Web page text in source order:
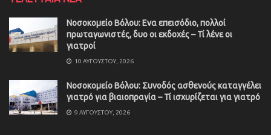
Νοσοκομείο Βόλου: Ενα επεισόδιο, πολλοί
πρωταγωνιστές, δυο οι εκδοχές – Τί λένε οι
γιατροί
10 ΑΥΓΟΎΣΤΟΥ, 2026
Νοσοκομείο Βόλου: Συνοδός ασθενούς καταγγέλει
γιατρό για βιαιοπραγία – Τί ισχυρίζεται για γιατρό
9 ΑΥΓΟΎΣΤΟΥ, 2026